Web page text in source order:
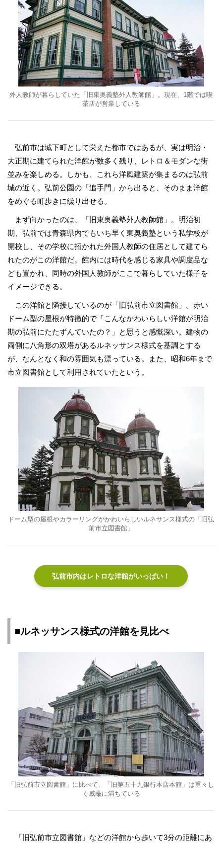
外人教師が暮らしていた「旧東奥義塾外人教師館」。現在、1階では喫
茶店が営業している
弘前市は城下町として栄えた都市ではあるが、実は明治・
大正期に建てられた洋館が数多く残り、レトロ＆モダンな街
並みを楽しめる。しかも、これら洋風建築が集まるのは弘前
城の近く。弘前公園の「追手門」から出ると、そのまま洋館
をめぐる町歩きに繰り出せる。
まず向かったのは、「旧東奥義塾外人教師館」。明治初
期、弘前では青森県内でもいち早く東奥義塾という私学校が
開校し、その学校に招かれた外国人教師の住居として建てら
れたのがこの洋館だ。館内には時代を感じる家具や調度品な
ども置かれ、同時の外国人教師がここで暮らしていた様子を
イメージできる。
この洋館と隣接しているのが「旧弘前市立図書館」。赤い
ドーム型の屋根が特徴的で「こんなかわいらしい洋館が明治
期の弘前にたたずんていたの？」と思うと感慨深い。建物の
両側に八角形の双塔があるルネッサンス様式を基調とする
が、なんとなく和の雰囲気も漂っている。また、昭和6年まで
市立図書館として利用されていたという。
ドーム型の屋根やカラーリングがかわいらしいルネサンス様式の「旧弘
前市立図書館」
弘前市内はレトロな洋館がいっぱい！
■ルネッサンス様式の洋館を見比べ
「旧弘前市立図書館」に比べて、「旧第五十九銀行本店本館」は重々し
く威厳に満ちている
「旧弘前市立図書館」などの洋館から歩いて3分の距離にあ